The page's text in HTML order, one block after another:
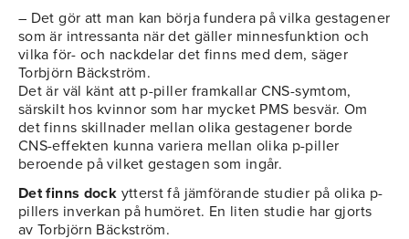
– Det gör att man kan börja fundera på vilka gestagener
som är intressanta när det gäller minnesfunktion och
vilka för- och nackdelar det finns med dem, säger
Torbjörn Bäckström.
Det är väl känt att p-piller framkallar CNS-symtom,
särskilt hos kvinnor som har mycket PMS besvär. Om
det finns skillnader mellan olika gestagener borde
CNS-effekten kunna variera mellan olika p-piller
beroende på vilket gestagen som ingår.
Det finns dock ytterst få jämförande studier på olika p-
pillers inverkan på humöret. En liten studie har gjorts
av Torbjörn Bäckström.